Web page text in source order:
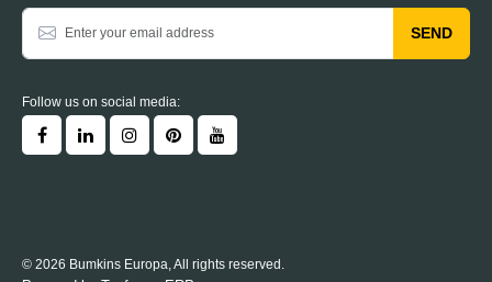
SEND
Follow us on social media:
© 2026 Bumkins Europa, All rights reserved.